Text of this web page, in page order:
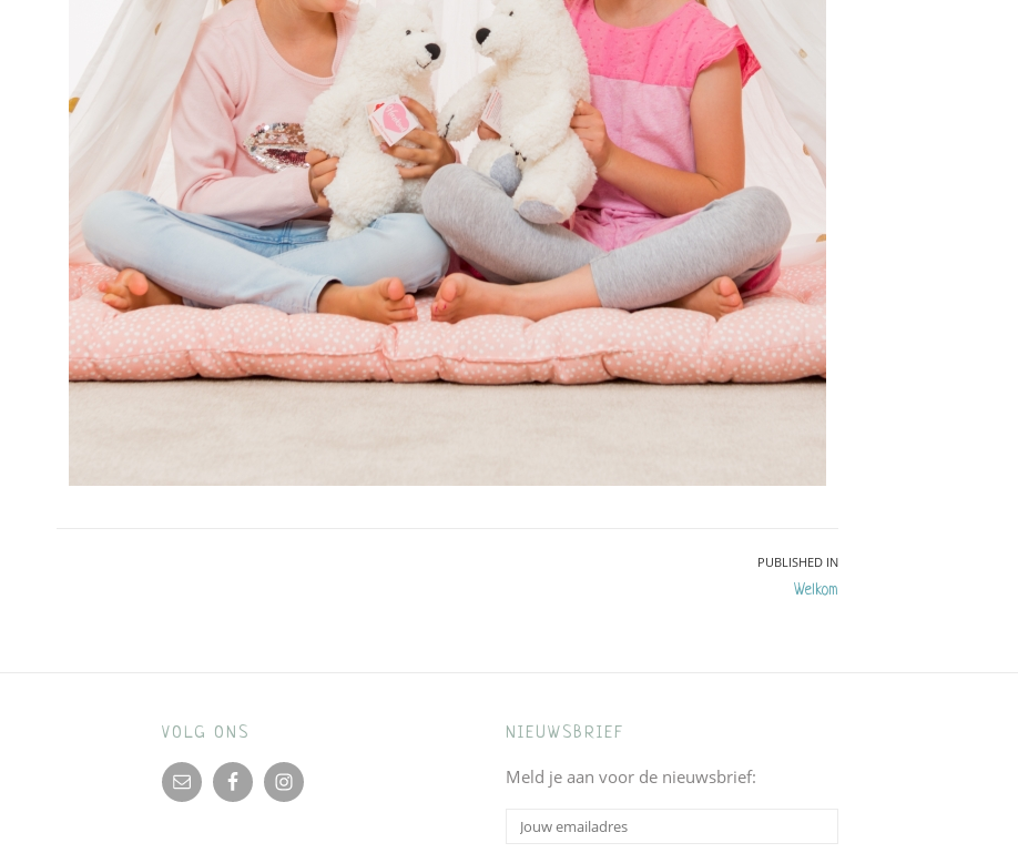
PUBLISHED IN
Welkom
VOLG ONS NIEUWSBRIEF
Meld je aan voor de nieuwsbrief: